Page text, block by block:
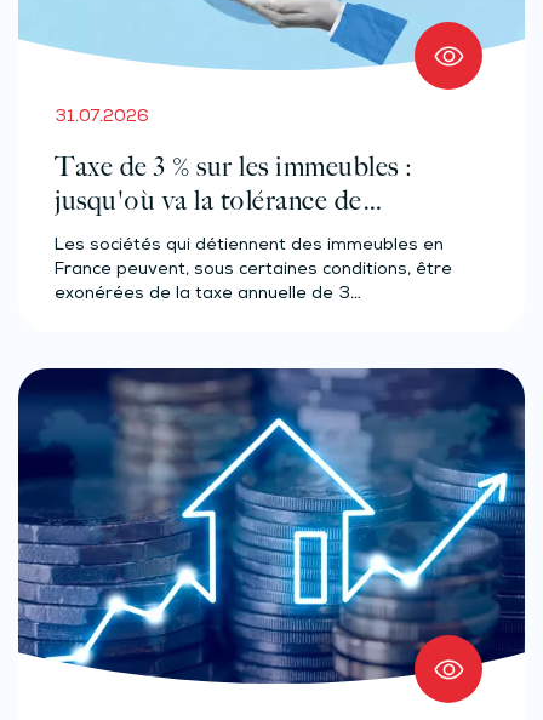
31.07.2026
Taxe de 3 % sur les immeubles :
jusqu'où va la tolérance de
l'administration ?
Les sociétés qui détiennent des immeubles en
France peuvent, sous certaines conditions, être
exonérées de la taxe annuelle de 3…